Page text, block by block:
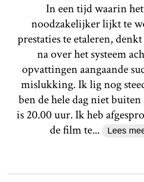
In een tijd waarin het
noodzakelijker lijkt te
prestaties te etaleren,
na over het systeem
opvattingen aangaande
mislukking. Ik lig nog
ben de hele dag niet buiten
is 20.00 uur. Ik heb
de film te...
Lees